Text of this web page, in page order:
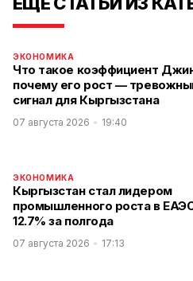
ЭКОНОМИКА
Что такое коэффициент
почему его рост —
сигнал для Кыргызстана
07 августа 2026 19:40
ЭКОНОМИКА
Кыргызстан стал лидером
промышленного роста в
12.7% за полгода
07 августа 2026 17:13